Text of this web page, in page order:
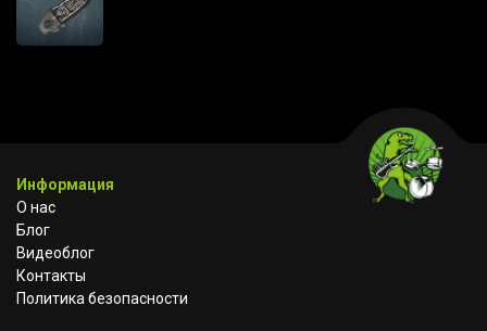
Информация
О нас
Блог
Видеоблог
Контакты
Политика безопасности